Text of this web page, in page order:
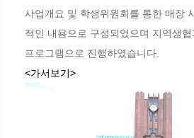
사업개요 및 학생위원회를 통한 매장
적인 내용으로 구성되었으며 지역생
프로그램으로 진행하였습니다.
<가서보기>